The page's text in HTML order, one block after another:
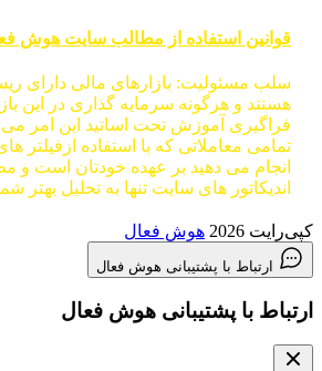
قوانین استفاده از مطالب سایت هوش
سلب مسئولیت: بازارهای مالی دارای
هستند و هرگونه سرمایه گذاری در این
فراگیری آموزش تحت اساتید این امر
تمامی معاملاتی که با استفاده
انجام می دهید بر عهده خودتان است و
اندیکاتور های سایت تنها به تحلیل بهتر
کپی‌رایت 2026 هوش فعال
ارتباط با پشتیبانی هوش فعال
ارتباط با پشتیبانی هوش فعال